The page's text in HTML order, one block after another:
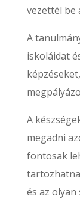
vezettél be
A
iskoláidat
A
megadni
fontosak
és az olyan